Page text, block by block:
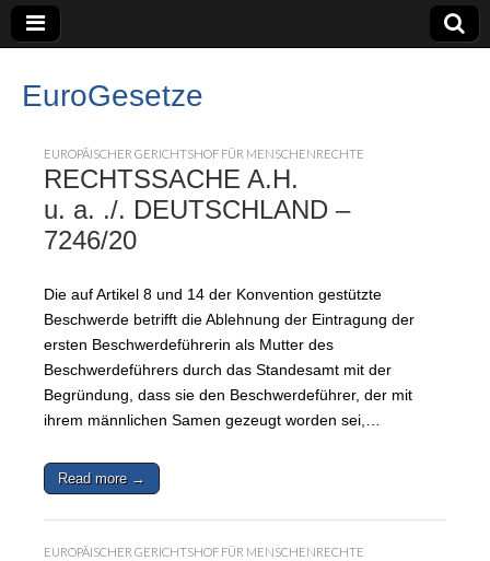
EuroGesetze
EUROPÄISCHER GERICHTSHOF FÜR MENSCHENRECHTE
RECHTSSACHE A.H.
u. a. ./. DEUTSCHLAND –
7246/20
Die auf Artikel 8 und 14 der Konvention gestützte
Beschwerde betrifft die Ablehnung der Eintragung der
ersten Beschwerdeführerin als Mutter des
Beschwerdeführers durch das Standesamt mit der
Begründung, dass sie den Beschwerdeführer, der mit
ihrem männlichen Samen gezeugt worden sei,…
Read more →
EUROPÄISCHER GERICHTSHOF FÜR MENSCHENRECHTE